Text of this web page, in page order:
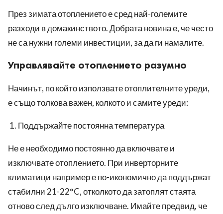
През зимата отоплението е сред най-големите
разходи в домакинството. Добрата новина е, че често
не са нужни големи инвестиции, за да ги намалите.
Управлявайте отоплението разумно
Начинът, по който използвате отоплителните уреди,
е също толкова важен, колкото и самите уреди:
Поддържайте постоянна температура
Не е необходимо постоянно да включвате и
изключвате отоплението. При инверторните
климатици например е по-икономично да поддържат
стабилни 21-22°C, отколкото да затоплят стаята
отново след дълго изключване. Имайте предвид, че